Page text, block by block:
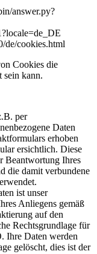
answer.py?
de/cookies.html
Cookies die
sein kann.
per
Daten
erhoben
ersichtlich. Diese
Beantwortung Ihres
die damit verbundene
ist unser
Anliegens gemäß
auf den
Rechtsgrundlage für
Ihre Daten werden
gelöscht, dies ist der